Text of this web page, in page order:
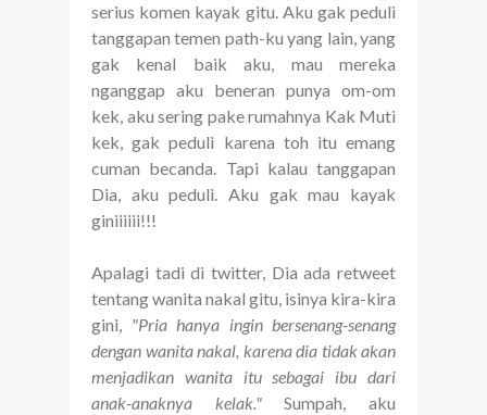
serius komen kayak gitu. Aku gak peduli
tanggapan temen path-ku yang lain, yang
gak kenal baik aku, mau mereka
nganggap aku beneran punya om-om
kek, aku sering pake rumahnya Kak Muti
kek, gak peduli karena toh itu emang
cuman becanda. Tapi kalau tanggapan
Dia, aku peduli. Aku gak mau kayak
giniiiiii!!!
Apalagi tadi di twitter, Dia ada retweet
tentang wanita nakal gitu, isinya kira-kira
gini, "Pria hanya ingin bersenang-senang
dengan wanita nakal, karena dia tidak akan
menjadikan wanita itu sebagai ibu dari
anak-anaknya kelak."Sumpah, aku